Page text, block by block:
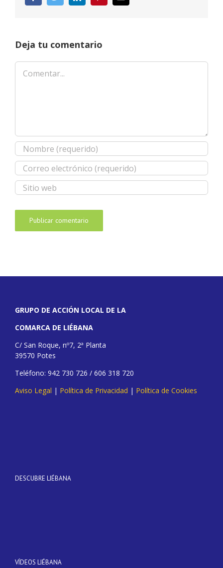
electrónico
Deja tu comentario
Comentar
GRUPO DE ACCIÓN LOCAL DE LA
COMARCA DE LIÉBANA
C/ San Roque, nº7, 2ª Planta
39570 Potes
Teléfono: 942 730 726 / 606 318 720
Aviso Legal | Política de Privacidad | Política de Cookies
DESCUBRE LIÉBANA
VÍDEOS LIÉBANA